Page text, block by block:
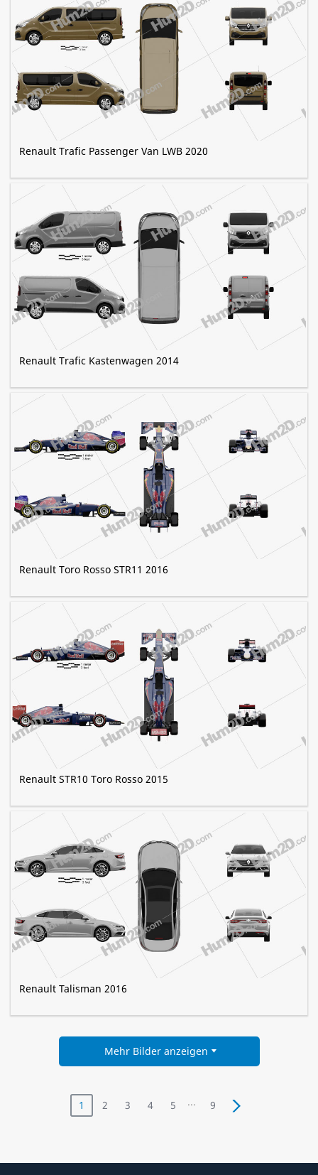
Renault Trafic Passenger Van LWB 2020
Renault Trafic Kastenwagen 2014
Renault Toro Rosso STR11 2016
Renault STR10 Toro Rosso 2015
Renault Talisman 2016
Mehr Bilder anzeigen
1 2 3 4 5 ... 9